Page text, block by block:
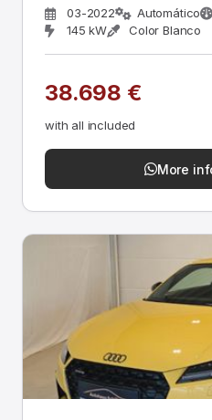
03-2022 Automático
145 kW
Color Blanco
38.698 €
with all included
More